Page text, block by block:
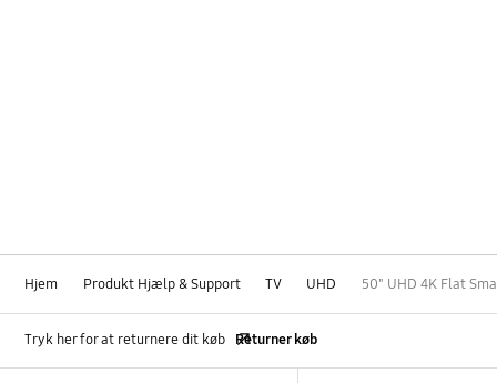
Hjem Produkt Hjælp & Support TV UHD 50" UHD 4K Flat
Tryk her for at returnere dit køb Returner køb